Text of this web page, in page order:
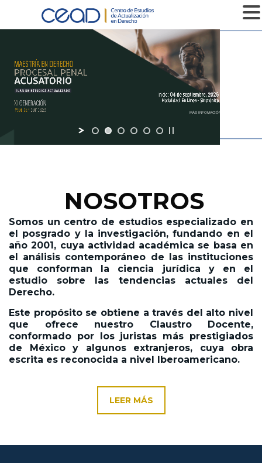
MÁS INFOMACIÓN
NOSOTROS
Somos un centro de estudios especializado en
el posgrado y la investigación,fundando en el
año 2001, cuya actividad académica se basa en
el análisis contemporáneo de las instituciones
que conforman la ciencia jurídica y en el
estudio sobre las tendencias actuales del
Derecho.
Este propósito se obtiene a través del alto nivel
que ofrece nuestro Claustro Docente,
conformado por los juristas más prestigiados
de México y algunos extranjeros, cuya obra
escrita es reconocida a nivel Iberoamericano.
LEER MÁS